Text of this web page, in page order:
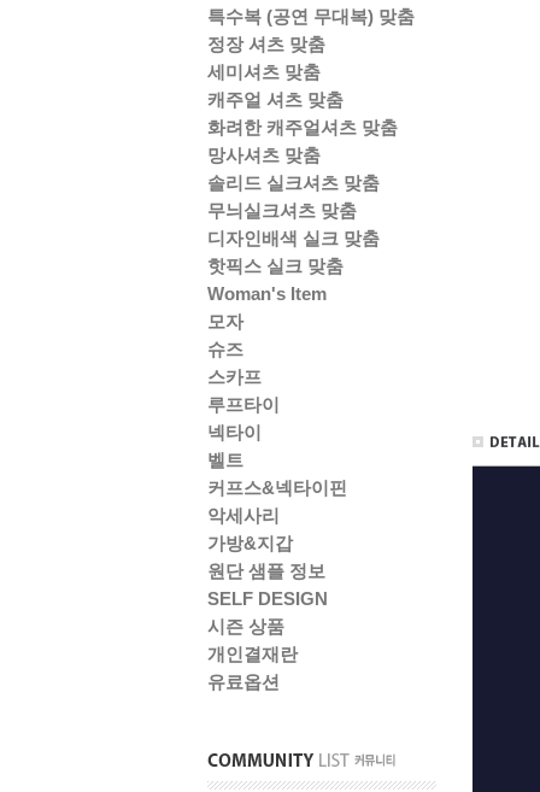
특수복 (공연 무대복) 맞춤
정장 셔츠 맞춤
세미셔츠 맞춤
캐주얼 셔츠 맞춤
화려한 캐주얼셔츠 맞춤
망사셔츠 맞춤
솔리드 실크셔츠 맞춤
무늬실크셔츠 맞춤
디자인배색 실크 맞춤
핫픽스 실크 맞춤
Woman's Item
모자
슈즈
스카프
루프타이
넥타이
벨트
커프스&넥타이핀
악세사리
가방&지갑
원단 샘플 정보
SELF DESIGN
시즌 상품
개인결재란
유료옵션